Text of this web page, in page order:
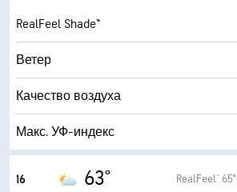
RealFeel Shade™
Ветер
Качество воздуха
Макс. УФ-индекс
16 63° RealFeel® 65°